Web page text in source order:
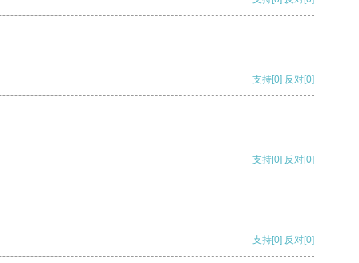
支持[0] 反对[0]
支持[0] 反对[0]
支持[0] 反对[0]